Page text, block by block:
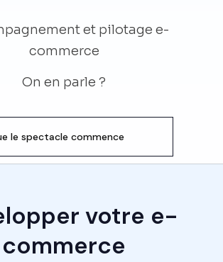
et pilotage e-
commerce
On en parle ?
le spectacle commence
votre e-
commerce